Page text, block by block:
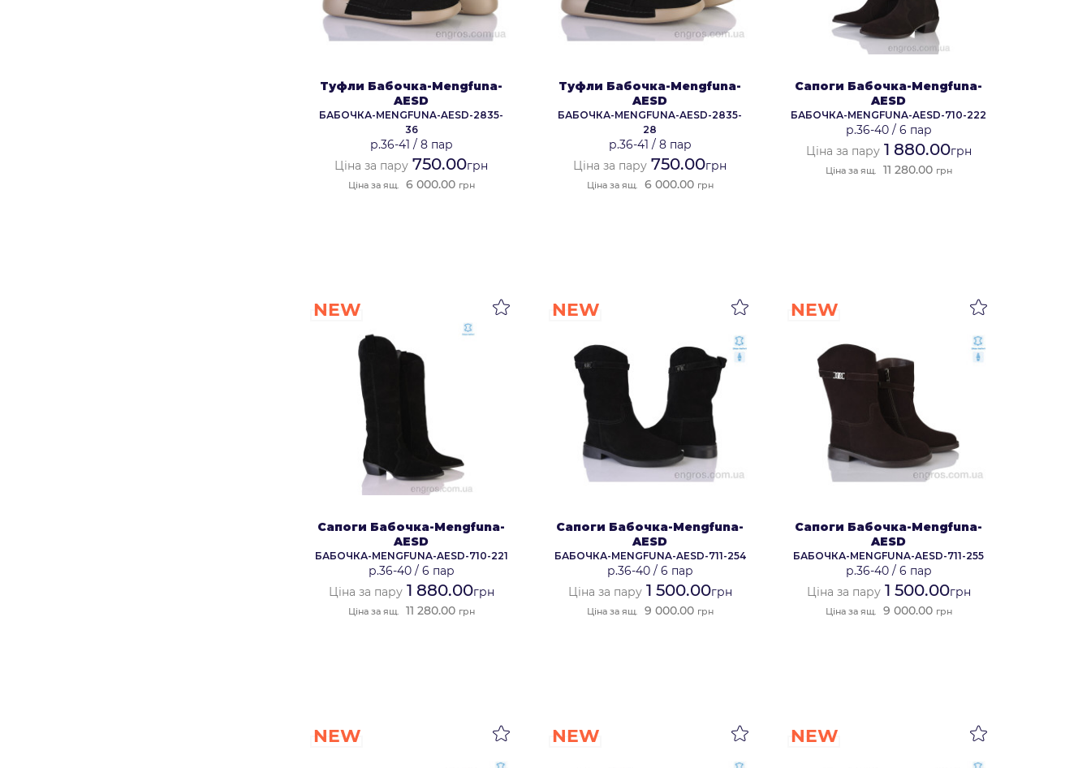
Туфли Бабочка-Mengfuna-
AESD
БАБОЧКА-MENGFUNA-AESD-2835-
36
р.36-41 / 8 пар
Ціна за пару 750.00грн
Ціна за ящ. 6 000.00 грн
Туфли Бабочка-Mengfuna-
AESD
БАБОЧКА-MENGFUNA-AESD-2835-
28
р.36-41 / 8 пар
Ціна за пару 750.00грн
Ціна за ящ. 6 000.00 грн
Сапоги Бабочка-Mengfuna-
AESD
БАБОЧКА-MENGFUNA-AESD-710-222
р.36-40/ 6 пар
Ціна за пару1 880.00грн
Ціна за ящ. 11 280.00 грн
NEW
Сапоги Бабочка-Mengfuna-
AESD
БАБОЧКА-MENGFUNA-AESD-710-221
р.36-40/ 6 пар
Ціна за пару1 880.00грн
Ціна за ящ. 11 280.00 грн
NEW
Сапоги Бабочка-Mengfuna-
AESD
БАБОЧКА-MENGFUNA-AESD-711-254
р.36-40/ 6 пар
Ціна за пару1 500.00грн
Ціна за ящ. 9 000.00 грн
NEW
Сапоги Бабочка-Mengfuna-
AESD
БАБОЧКА-MENGFUNA-AESD-711-255
р.36-40/ 6 пар
Ціна за пару1 500.00грн
Ціна за ящ. 9 000.00 грн
NEW NEW NEW